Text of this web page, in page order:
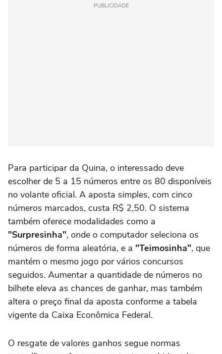
PUBLICIDADE
Para participar da Quina, o interessado deve
escolher de 5 a 15 números entre os 80 disponíveis
no volante oficial. A aposta simples, com cinco
números marcados, custa R$ 2,50. O sistema
também oferece modalidades como a
"Surpresinha", onde o computador seleciona os
números de forma aleatória, e a "Teimosinha", que
mantém o mesmo jogo por vários concursos
seguidos. Aumentar a quantidade de números no
bilhete eleva as chances de ganhar, mas também
altera o preço final da aposta conforme a tabela
vigente da Caixa Econômica Federal.
O resgate de valores ganhos segue normas